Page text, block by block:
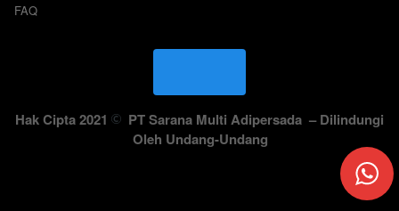
FAQ
Hak Cipta 2021 PT Sarana Multi Adipersada – Dilindungi
Oleh Undang-Undang